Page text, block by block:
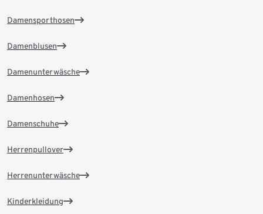
Damensporthosen
Damenblusen
Damenunterwäsche
Damenhosen
Damenschuhe
Herrenpullover
Herrenunterwäsche
Kinderkleidung